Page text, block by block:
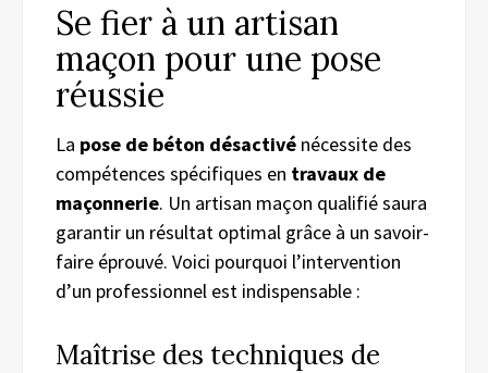
Se fier à un artisan
maçon pour une pose
réussie
La pose de béton désactivé nécessite des
compétences spécifiques en travaux de
maçonnerie. Un artisan maçon qualifié saura
garantir un résultat optimal grâce à un savoir-
faire éprouvé. Voici pourquoi l’intervention
d’un professionnel est indispensable :
Maîtrise des techniques de